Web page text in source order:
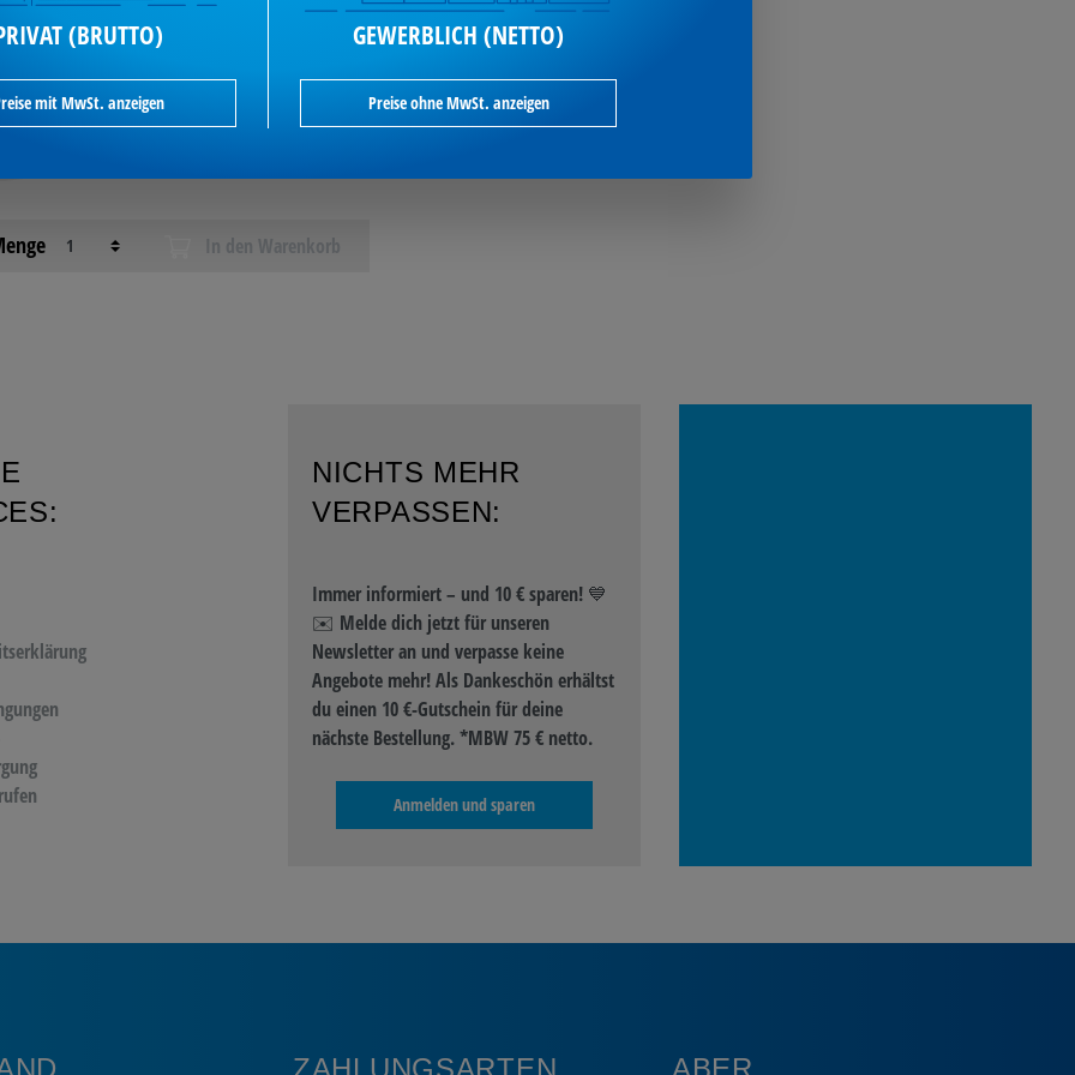
Nr.: 172022299
€* je Stück / exkl. MwSt
In den Warenkorb
NICHTS MEHR
VERPASSEN:
Immer informiert – und 10 € sparen! 💙
✉️ Melde dich jetzt für unseren
Newsletter an und verpasse keine
Angebote mehr! Als Dankeschön erhältst
du einen 10 €-Gutschein für deine
nächste Bestellung. *MBW 75 € netto.
Anmelden und sparen
ZAHLUNGSARTEN ABER
(BRUTTO)
mit MwSt. anzeigen
GEWERBLICH (NETTO)
Preise ohne MwSt. anzeigen